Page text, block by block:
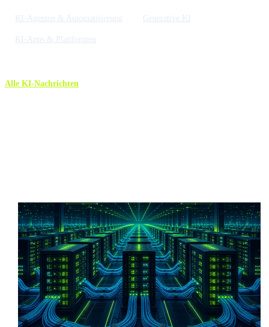
KI-Agenten & Automatisierung Generative KI
KI-Apps & Plattformen
Alle KI-Nachrichten